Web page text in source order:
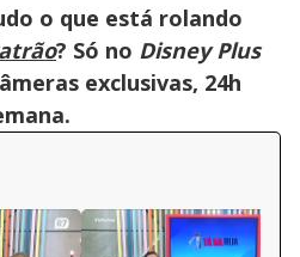
o que está rolando
? Só no Disney Plus
exclusivas, 24h